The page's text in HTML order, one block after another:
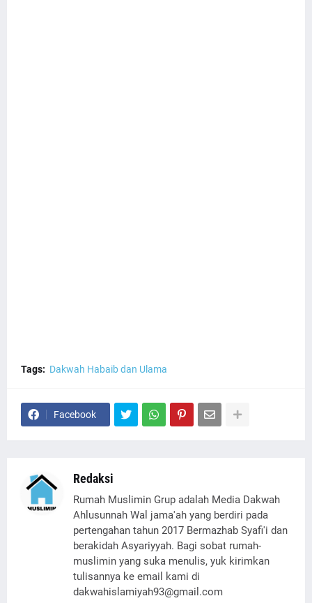
Tags: Dakwah Habaib dan Ulama
Facebook
Redaksi
Rumah Muslimin Grup adalah Media Dakwah
Ahlusunnah Wal jama'ah yang berdiri pada
pertengahan tahun 2017 Bermazhab Syafi'i dan
berakidah Asyariyyah. Bagi sobat rumah-
muslimin yang suka menulis, yuk kirimkan
tulisannya ke email kami di
dakwahislamiyah93@gmail.com